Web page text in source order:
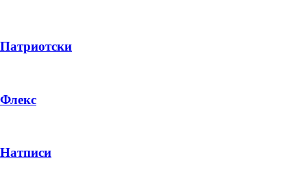
Патриотски
Флекс
Натписи